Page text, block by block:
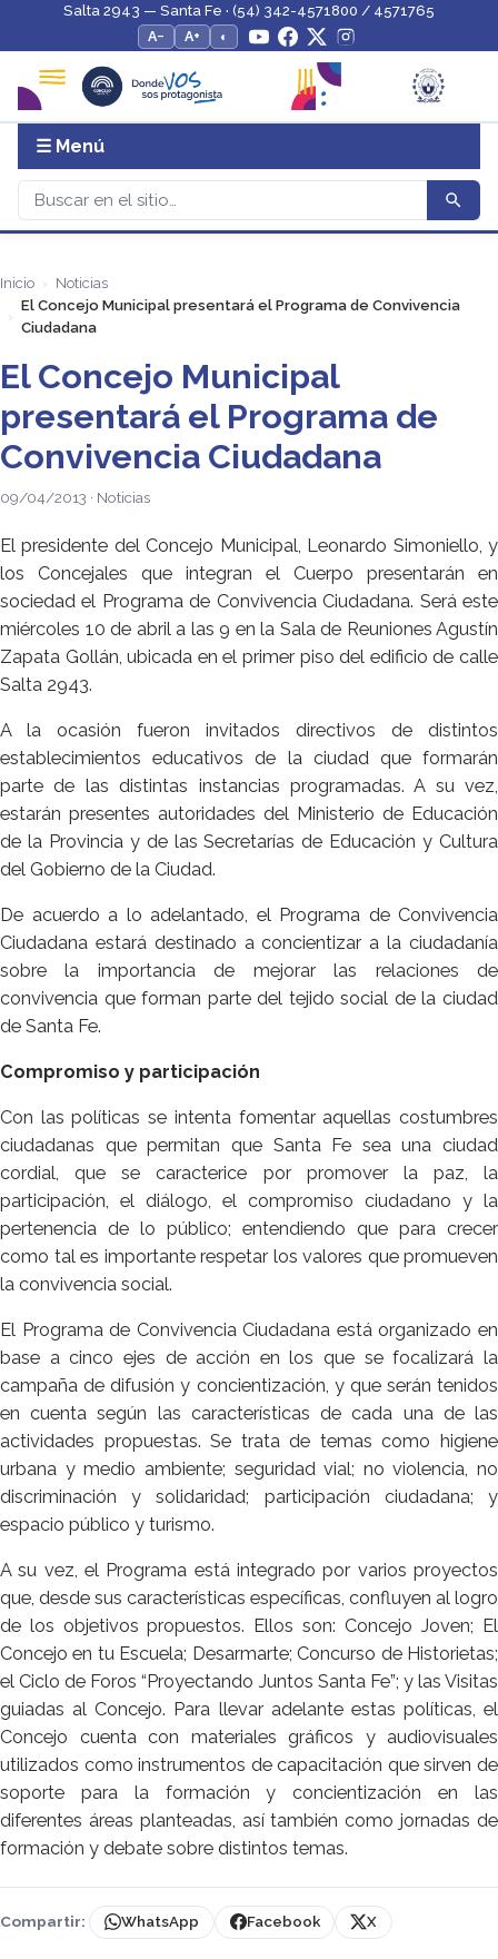
Salta 2943 — Santa Fe · (54) 342-4571800 / 4571765
A−
A+ ◐
☰ Menú
Inicio
Noticias
El Concejo Municipal presentará el Programa de Convivencia
Ciudadana
El Concejo Municipal
presentará el Programa de
Convivencia Ciudadana
09/04/2013 · Noticias
El presidente del Concejo Municipal, Leonardo Simoniello, y
los Concejales que integran el Cuerpo presentarán en
sociedad el Programa de Convivencia Ciudadana. Será este
miércoles 10 de abril a las 9 en la Sala de Reuniones Agustín
Zapata Gollán, ubicada en el primer piso del edificio de calle
Salta 2943.
A la ocasión fueron invitados directivos de distintos
establecimientos educativos de la ciudad que formarán
parte de las distintas instancias programadas. A su vez,
estarán presentes autoridades del Ministerio de Educación
de la Provincia y de las Secretarías de Educación y Cultura
del Gobierno de la Ciudad.
De acuerdo a lo adelantado, el Programa de Convivencia
Ciudadana estará destinado a concientizar a la ciudadanía
sobre la importancia de mejorar las relaciones de
convivencia que forman parte del tejido social de la ciudad
de Santa Fe.
Compromiso y participación
Con las políticas se intenta fomentar aquellas costumbres
ciudadanas que permitan que Santa Fe sea una ciudad
cordial, que se caracterice por promover la paz, la
participación, el diálogo, el compromiso ciudadano y la
pertenencia de lo público; entendiendo que para crecer
como tal es importante respetar los valores que promueven
la convivencia social.
El Programa de Convivencia Ciudadana está organizado en
base a cinco ejes de acción en los que se focalizará la
campaña de difusión y concientización, y que serán tenidos
en cuenta según las características de cada una de las
actividades propuestas. Se trata de temas como higiene
urbana y medio ambiente; seguridad vial; no violencia, no
discriminación y solidaridad; participación ciudadana; y
espacio público y turismo.
A su vez, el Programa está integrado por varios proyectos
que, desde sus características específicas, confluyen al logro
de los objetivos propuestos. Ellos son: Concejo Joven; El
Concejo en tu Escuela; Desarmarte; Concurso de Historietas;
el Ciclo de Foros “Proyectando Juntos Santa Fe”; y las Visitas
guiadas al Concejo. Para llevar adelante estas políticas, el
Concejo cuenta con materiales gráficos y audiovisuales
utilizados como instrumentos de capacitación que sirven de
soporte para la formación y concientización en las
diferentes áreas planteadas, así también como jornadas de
formación y debate sobre distintos temas.
Compartir: WhatsApp Facebook X